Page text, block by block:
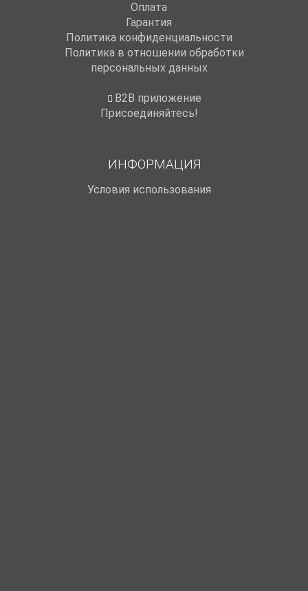
Оплата
Гарантия
Политика конфиденциальности
Политика в отношении обработки
персональных данных
B2B приложение
Присоединяйтесь!
ИНФОРМАЦИЯ
Условия использования